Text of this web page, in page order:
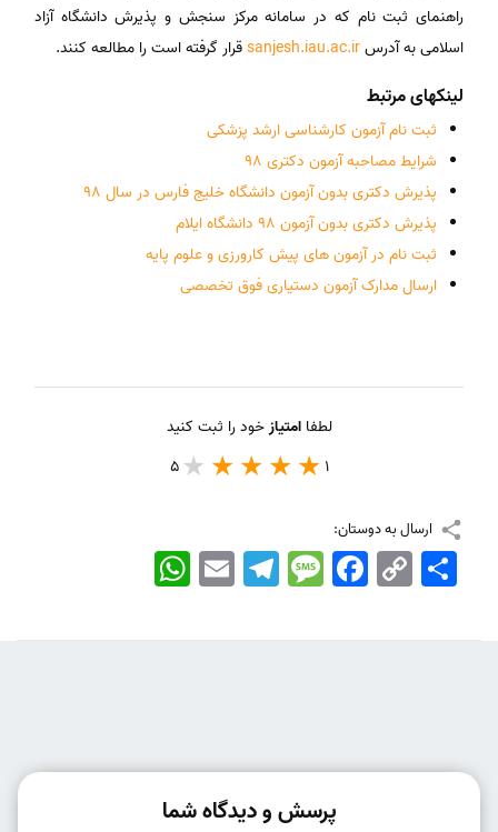
راهنمای ثبت نام که در سامانه مرکز سنجش و پذیرش دانشگاه آزاد
اسلامی به آدرسsanjesh.iau.ac.irقرار گرفته است را مطالعه کنند.
لینکهای مرتبط
ثبت نام آزمون کارشناسی ارشد پزشکی
شرایط مصاحبه آزمون دکتری 98
پذیرش دکتری بدون آزمون دانشگاه خلیج فارس در سال 98
پذیرش دکتری بدون آزمون 98 دانشگاه ایلام
ثبت نام در آزمون های پیش کارورزی و علوم پایه
ارسال مدارک آزمون دستیاری فوق تخصصی
لطفاامتیازخود را ثبت کنید
1
5
ارسال به دوستان:
WhatsApp EmailTelegramMessageFacebook Copy
Link
اشتراک
پرسش و دیدگاه شما